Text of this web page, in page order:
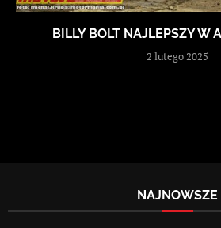
BILLY BOLT NAJLEPSZY W
2 lutego 2025
NAJNOWSZE